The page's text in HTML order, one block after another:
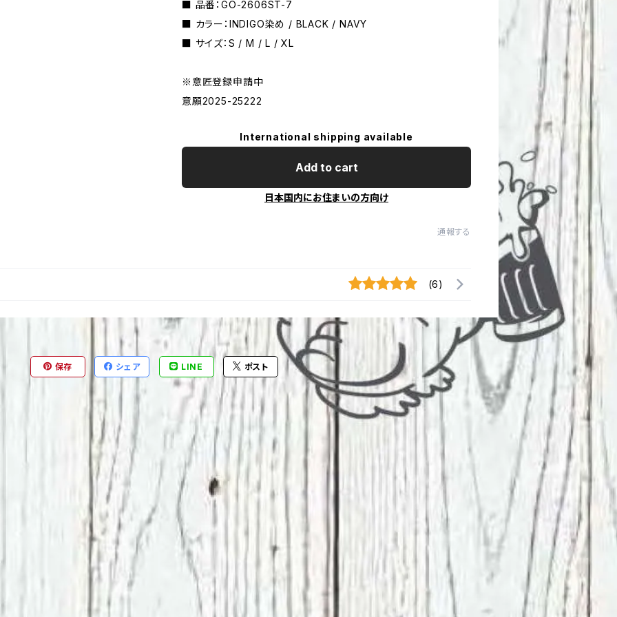
■ 品番：GO-2606ST-7
■ カラー：INDIGO染め / BLACK / NAVY
■ サイズ：S / M / L / XL
※意匠登録申請中
意願2025-25222
International shipping available
Add to cart
日本国内にお住まいの方向け
通報する
(6)
保存 シェア LINE ポスト